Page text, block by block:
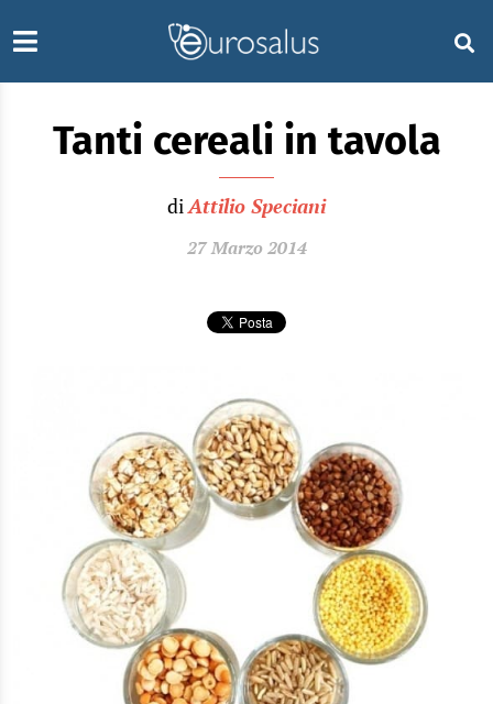
Tanti cereali in tavola
diAttilio Speciani
27 Marzo 2014